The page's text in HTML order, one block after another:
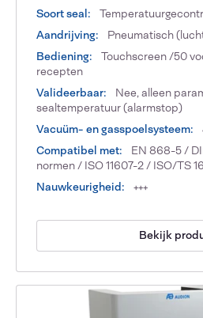
Soort seal:
Aandrijving:
Pneumatisch
Bediening:
Touchscreen /50
recepten
Valideerbaar:
Nee, alleen
sealtemperatuur (alarmstop)
Vacuüm- en gasspoelsysteem:
Compatibel met:
EN 868-5 /
normen / ISO 11607-2 / ISO/TS
Nauwkeurigheid:
+++
Bekijk